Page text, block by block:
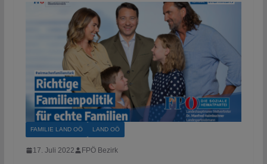
FAMILIE LAND OÖ LAND OÖ
17. Juli 2022 FPÖ Bezirk